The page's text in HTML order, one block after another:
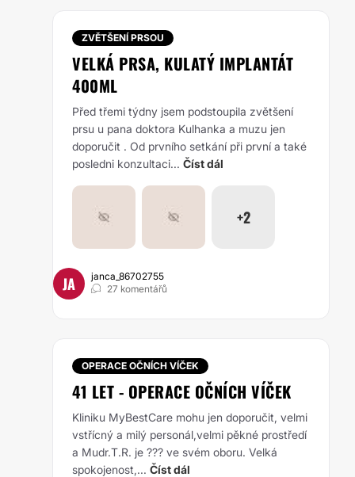
ZVĚTŠENÍ PRSOU
VELKÁ PRSA, KULATÝ IMPLANTÁT
400ML
Před třemi týdny jsem podstoupila zvětšení
prsu u pana doktora Kulhanka a muzu jen
doporučit . Od prvního setkání při první a také
posledni konzultaci... Číst dál
+2
JA
janca_86702755
27 komentářů
OPERACE OČNÍCH VÍČEK
41 LET - OPERACE OČNÍCH VÍČEK
Kliniku MyBestCare mohu jen doporučit, velmi
vstřícný a milý personál,velmi pěkné prostředí
a Mudr.T.R. je ??? ve svém oboru. Velká
spokojenost,... Číst dál